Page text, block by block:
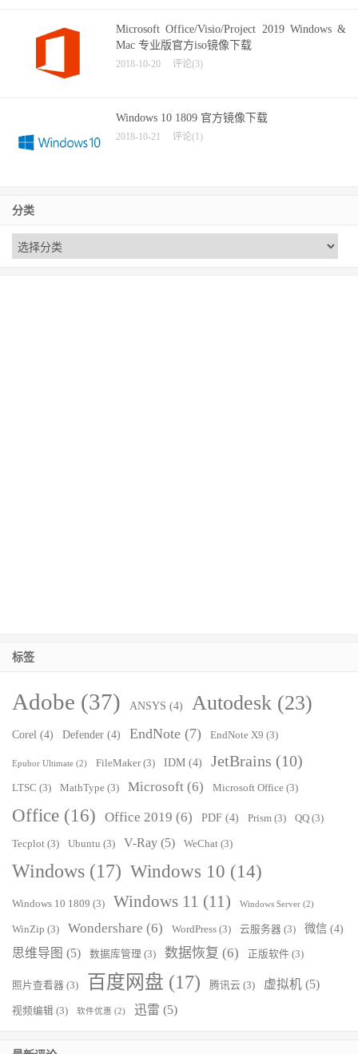
Microsoft Office/Visio/Project 2019 Windows &
Mac 专业版官方iso镜像下载
2018-10-20 评论(3)
Windows 10 1809 官方镜像下载
2018-10-21 评论(1)
分类
标签
Adobe (37) ANSYS (4) Autodesk (23)
Corel (4) Defender (4) EndNote (7) EndNote X9 (3)
Epubor Ultimate (2) FileMaker(3) IDM (4) JetBrains (10)
LTSC (3) MathType (3) Microsoft (6) Microsoft Office (3)
Office (16) Office 2019 (6) PDF (4) Prism (3) QQ (3)
Tecplot (3) Ubuntu (3) V-Ray (5) WeChat (3)
Windows (17) Windows 10 (14)
Windows 10 1809 (3) Windows 11 (11) Windows Server (2)
WinZip (3) Wondershare (6) WordPress (3) 云服务器 (3) 微信 (4)
思维导图 (5) 数据库管理 (3) 数据恢复 (6) 正版软件 (3)
照片查看器 (3) 百度网盘 (17) 腾讯云 (3) 虚拟机 (5)
视频编辑 (3) 软件优惠 (2) 迅雷 (5)